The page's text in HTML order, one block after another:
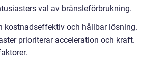
val av bränsleförbrukning.
kostnadseffektiv och hållbar lösning.
prioriterar acceleration och kraft.